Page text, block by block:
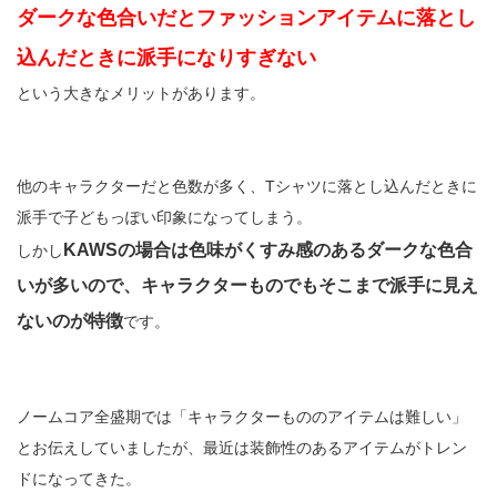
ダークな色合いだとファッションアイテムに落とし
込んだときに派手になりすぎない
という大きなメリットがあります。
他のキャラクターだと色数が多く、Tシャツに落とし込んだときに
派手で子どもっぽい印象になってしまう。
しかし KAWSの場合は色味がくすみ感のあるダークな色合
いが多いので、キャラクターものでもそこまで派手に見え
ないのが特徴です。
ノームコア全盛期では「キャラクターもののアイテムは難しい」
とお伝えしていましたが、最近は装飾性のあるアイテムがトレン
ドになってきた。